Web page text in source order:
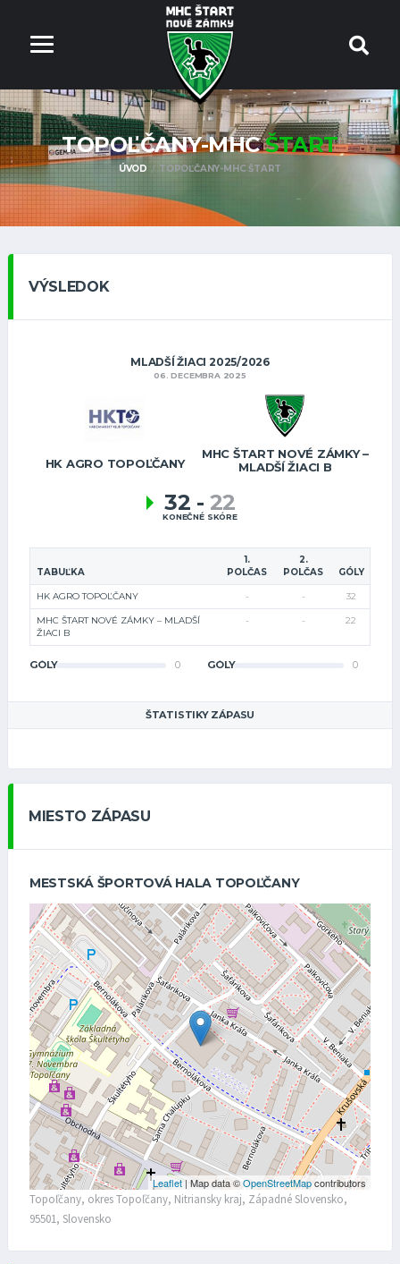
TOPOĽČANY-MHCŠTART
ÚVOD TOPOĽČANY-MHC ŠTART
VÝSLEDOK
MLADŠÍ ŽIACI 2025/2026
06. DECEMBRA 2025
HK AGRO TOPOĽČANY
MHC ŠTART NOVÉ ZÁMKY –
MLADŠÍ ŽIACI B
32 - 22
KONEČNÉ SKÓRE
TABUĽKA
1.
POLČAS
2.
POLČAS
GÓLY
HK AGRO TOPOĽČANY - - 32
MHC ŠTART NOVÉ ZÁMKY – MLADŠÍ
ŽIACI B
- - 22
GÓLY 0 GÓLY 0
ŠTATISTIKY ZÁPASU
MIESTO ZÁPASU
MESTSKÁ ŠPORTOVÁ HALA TOPOĽČANY
Leaflet | Map data ©OpenStreetMapcontributors
Topoľčany, okres Topoľčany, Nitriansky kraj, Západné Slovensko,
95501, Slovensko